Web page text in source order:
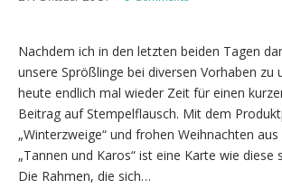
Nachdem ich in den letzten beiden Tagen
unsere Sprößlinge bei diversen Vorhaben zu
heute endlich mal wieder Zeit für einen
Beitrag auf Stempelflausch. Mit dem
„Winterzweige“ und frohen Weihnachten
„Tannen und Karos“ ist eine Karte wie diese
Die Rahmen, die sich…